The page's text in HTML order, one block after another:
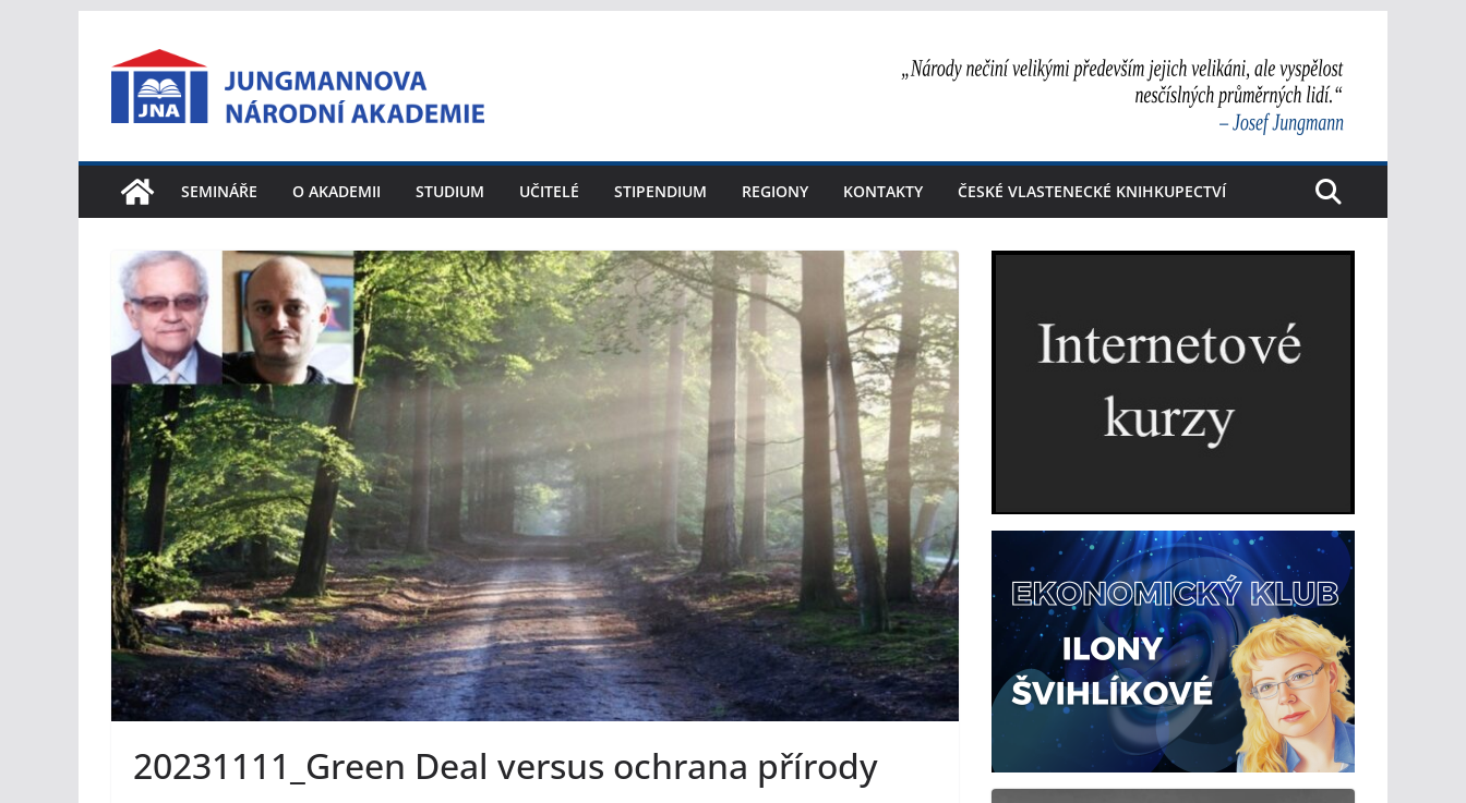
SEMINÁŘE O AKADEMII STUDIUM UČITELÉ STIPENDIUM REGIONY KONTAKTY ČESKÉ VLASTENECKÉ KNIHKUPECTVÍ
20231111_Green Deal versus ochrana přírody